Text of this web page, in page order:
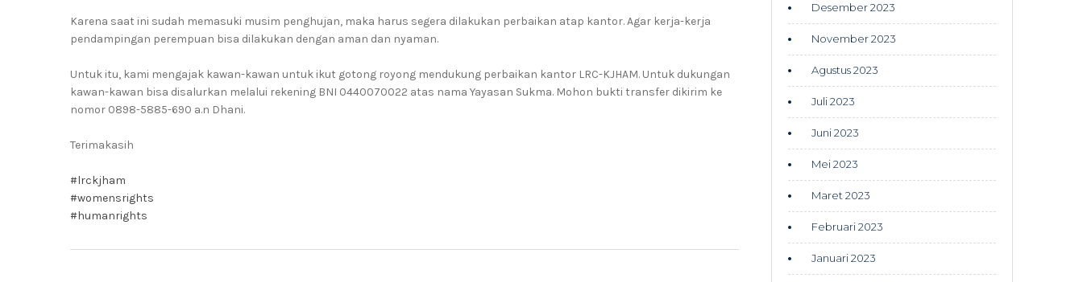
Karena saat ini sudah memasuki musim penghujan, maka harus segera dilakukan perbaikan atap kantor. Agar kerja-kerja
pendampingan perempuan bisa dilakukan dengan aman dan nyaman.
Untuk itu, kami mengajak kawan-kawan untuk ikut gotong royong mendukung perbaikan kantor LRC-KJHAM. Untuk dukungan
kawan-kawan bisa disalurkan melalui rekening BNI 0440070022 atas nama Yayasan Sukma. Mohon bukti transfer dikirim ke
nomor 0898-5885-690 a.n Dhani.
Terimakasih
#lrckjham
#womensrights
#humanrights
Desember 2023
November 2023
Agustus 2023
Juli 2023
Juni 2023
Mei 2023
Maret 2023
Februari 2023
Januari 2023